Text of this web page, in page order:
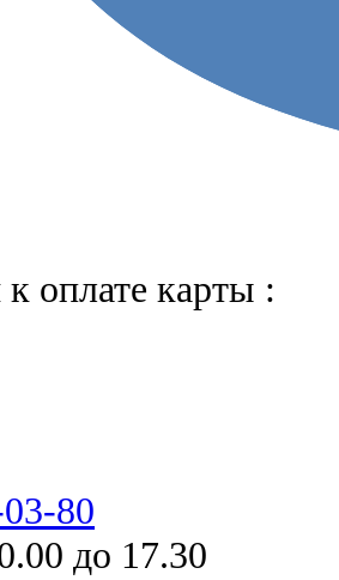
оплате карты :
80
до 17.30